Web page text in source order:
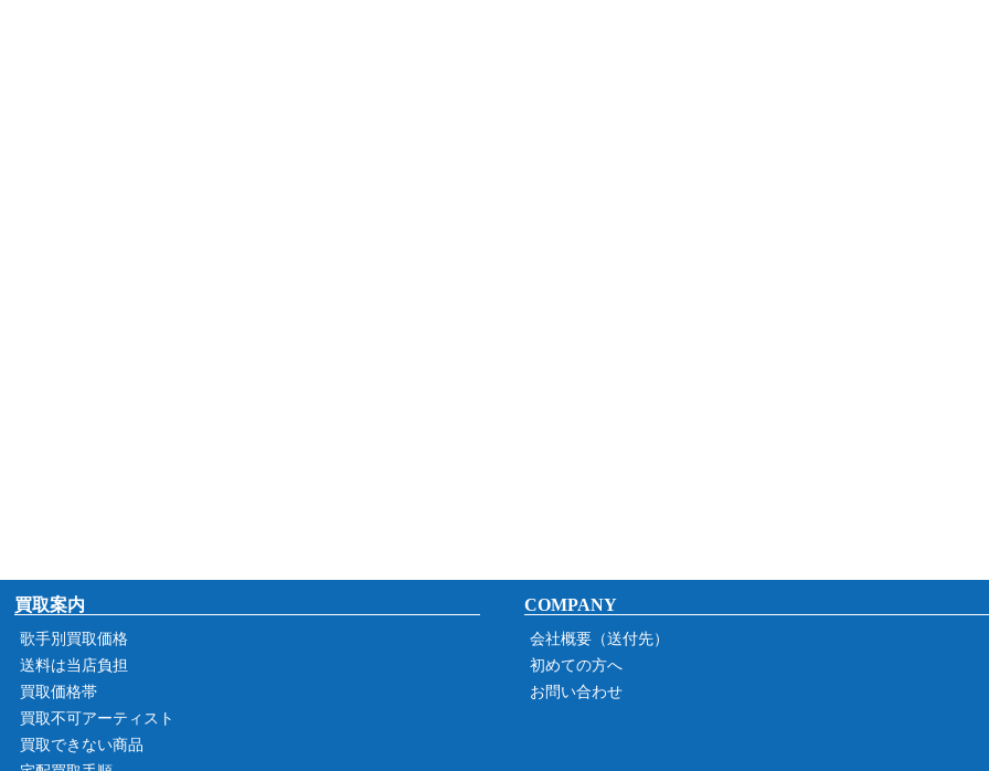
買取案内
歌手別買取価格
送料は当店負担
買取価格帯
買取不可アーティスト
買取できない商品
COMPANY
会社概要（送付先）
初めての方へ
お問い合わせ